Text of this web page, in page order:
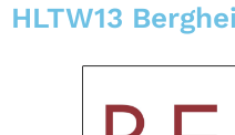
HLTW13